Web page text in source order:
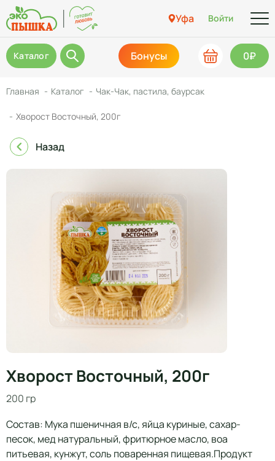
Уфа Войти
Каталог Бонусы 0₽
Главная Каталог Чак-Чак, пастила, баурсак
Хворост Восточный, 200г
Назад
Хворост Восточный, 200г
200 гр
Состав: Мука пшеничная в/с, яйца куриные, сахар-
песок, мед натуральный, фритюрное масло, воа
питьевая, кунжут, соль поваренная пищевая.Продукт